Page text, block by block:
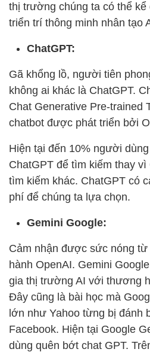
thị trường chúng ta có thể kể
triển trí thông minh nhân tạo
ChatGPT:
Gã khổng lồ, người tiên
không ai khác là ChatGPT.
Chat Generative Pre-trained
chatbot được phát triển bởi
Hiện tại đến 10% người
ChatGPT để tìm kiếm thay
tìm kiếm khác. ChatGPT có
phí để chúng ta lựa chọn.
Gemini Google:
Cảm nhận được sức nóng
hành OpenAI. Gemini
gia thị trường AI với thương
Đây cũng là bài học mà
lớn như Yahoo từng bị đánh
Facebook. Hiện tại Google
dùng quên bớt chat GPT.